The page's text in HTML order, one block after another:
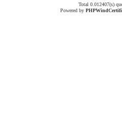
Total 0.012407(s)
Powered byPHPWind